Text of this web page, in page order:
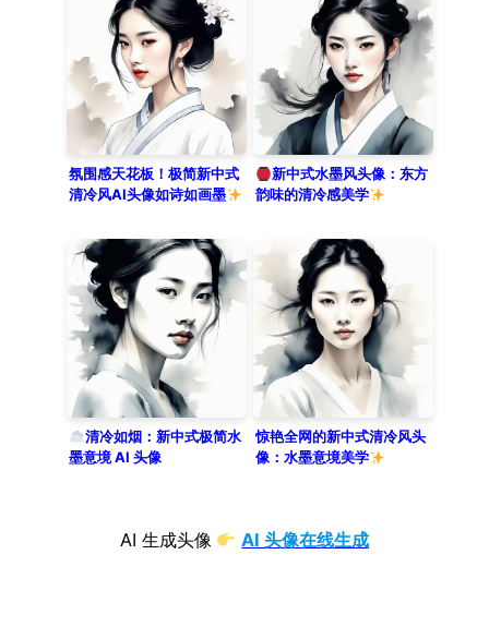
氛围感天花板！极简新中式
清冷风AI头像如诗如画墨
新中式水墨风头像：东方
韵味的清冷感美学
清冷如烟：新中式极简水
墨意境 AI 头像
惊艳全网的新中式清冷风头
像：水墨意境美学
AI 生成头像 AI 头像在线生成